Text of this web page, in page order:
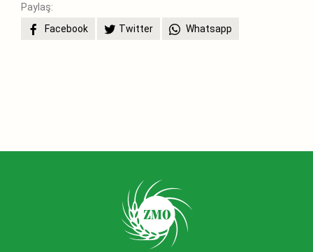
Paylaş:
Facebook
Twitter Whatsapp